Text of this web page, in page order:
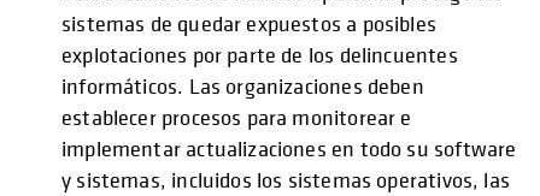
sistemas de quedar expuestos a posibles
explotaciones por parte de los delincuentes
informáticos. Las organizaciones deben
establecer procesos para monitorear e
implementar actualizaciones en todo su software
y sistemas, incluidos los sistemas operativos, las